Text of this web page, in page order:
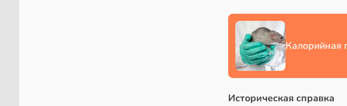
Калорийная
Историческая справка